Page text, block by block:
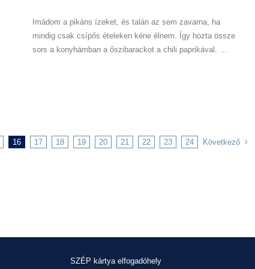
Imádom a pikáns ízeket, és talán az sem zavarna, ha
mindig csak csípős ételeken kéne élnem. Így hozta össze
sors a konyhámban a őszibarackot a chili paprikával. …
16 17 18 19 20 21 22 23 24 Következő
SZÉP kártya elfogadóhely